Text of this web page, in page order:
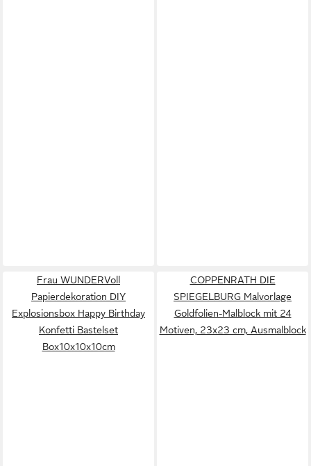
Frau WUNDERVoll
Papierdekoration DIY
Explosionsbox Happy Birthday
Konfetti Bastelset
Box10x10x10cm
COPPENRATH DIE
SPIEGELBURG Malvorlage
Goldfolien-Malblock mit 24
Motiven, 23x23 cm, Ausmalblock